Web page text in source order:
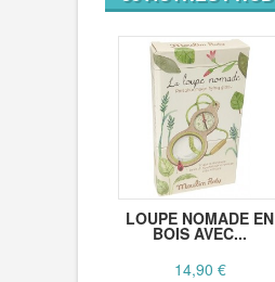
LOUPE NOMADE EN
BOIS AVEC...
14,90 €